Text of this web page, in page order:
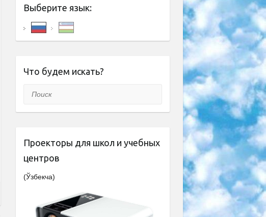
Выберите язык:
Что будем искать?
Поиск
Проекторы для школ и учебных
центров
(Ўзбекча)